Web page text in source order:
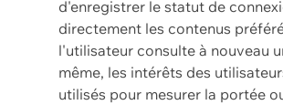
d'enregistrer le statut de
directement les contenus
l'utilisateur consulte à nouveau
même, les intérêts des
utilisés pour mesurer la portée